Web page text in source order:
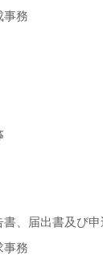
事務
、届出書及び
事務